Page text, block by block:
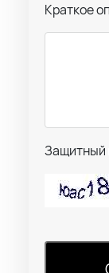
Краткое
Защитный